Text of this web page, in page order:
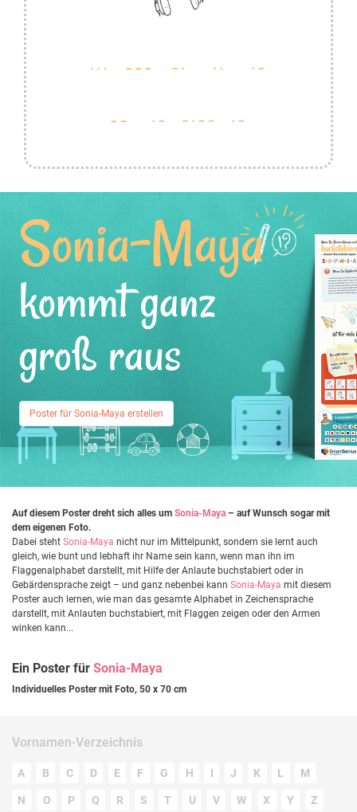
Sonia-Maya
kommt ganz
groß raus
Poster für Sonia-Maya erstellen
Auf diesem Poster dreht sich alles um Sonia-Maya – auf Wunsch sogar mit
dem eigenen Foto.
Dabei steht Sonia-Maya nicht nur im Mittelpunkt, sondern sie lernt auch
gleich, wie bunt und lebhaft ihr Name sein kann, wenn man ihn im
Flaggenalphabet darstellt, mit Hilfe der Anlaute buchstabiert oder in
Gebärdensprache zeigt – und ganz nebenbei kann Sonia-Maya mit diesem
Poster auch lernen, wie man das gesamte Alphabet in Zeichensprache
darstellt, mit Anlauten buchstabiert, mit Flaggen zeigen oder den Armen
winken kann...
Ein Poster für Sonia-Maya
Individuelles Poster mit Foto, 50 x 70 cm
Vornamen-Verzeichnis
A B C D E F G H I J K L M
N O P Q R S T U V W X Y Z